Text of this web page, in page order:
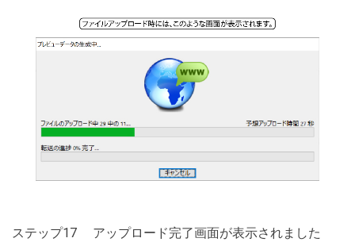
ステップ17 アップロード完了画面が表示されました